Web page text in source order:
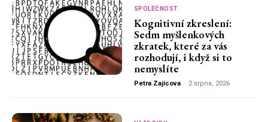
SPOLEČNOST
Kognitivní zkreslení:
Sedm myšlenkových
zkratek, které za vás
rozhodují, i když si to
nemyslíte
Petra Zajícova - 2 srpna, 2026